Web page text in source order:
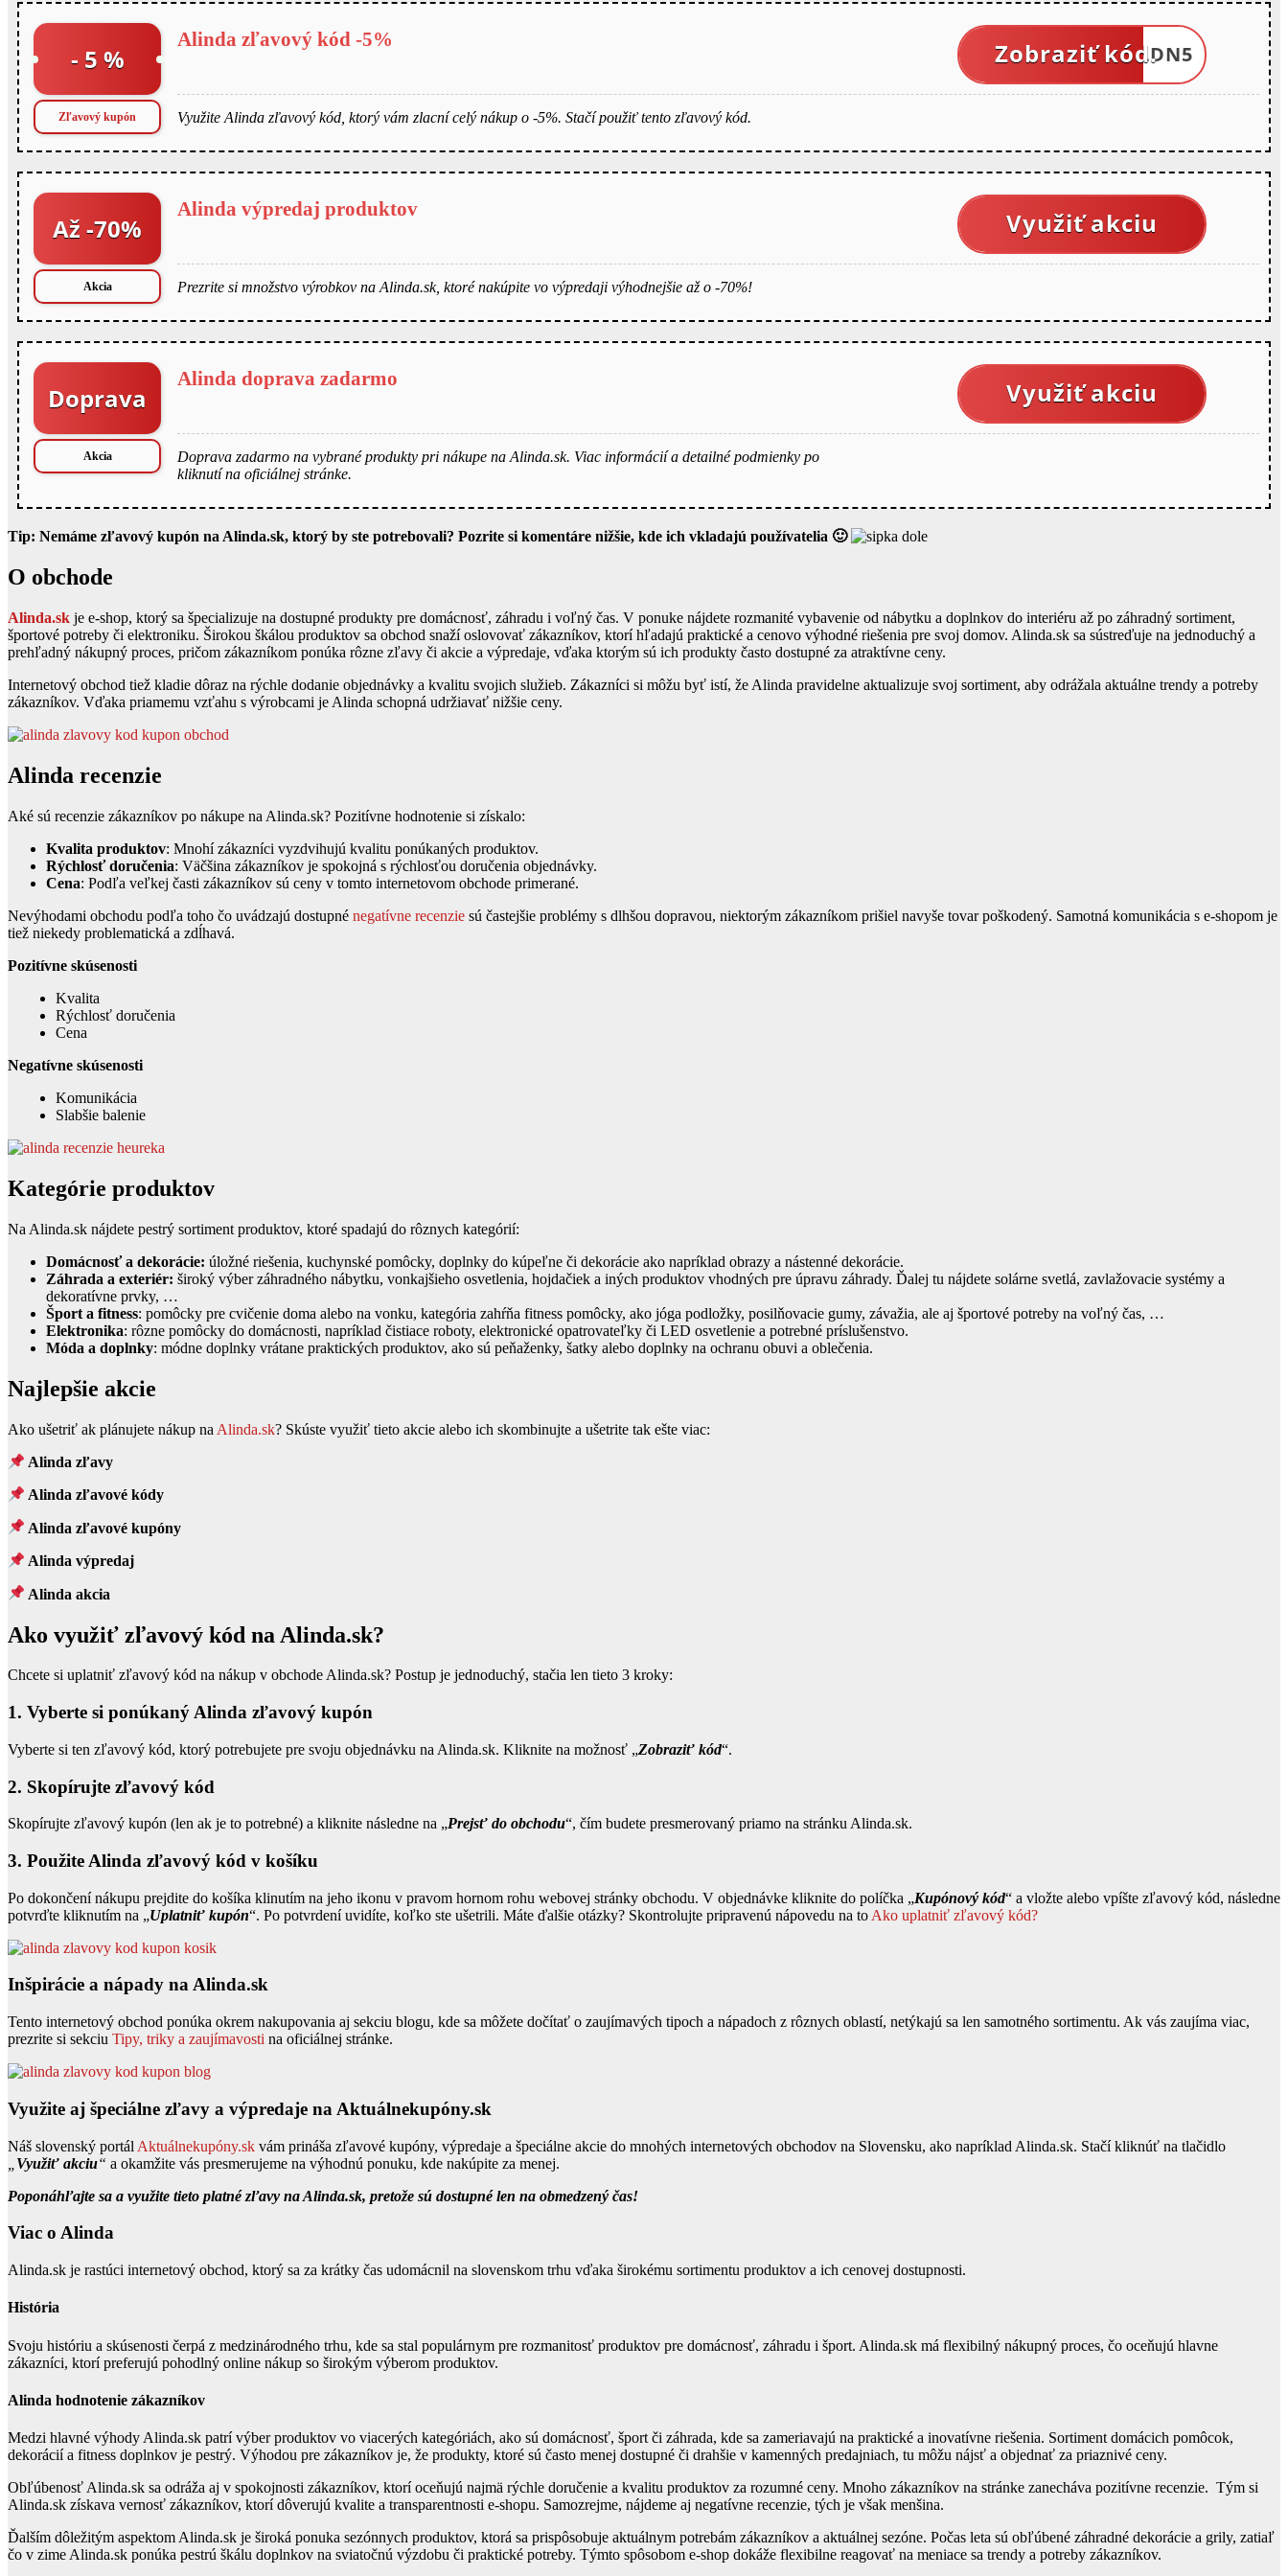
- 5 %
Zľavový kupón
Alinda zľavový kód -5%
ALDN5
Zobraziť kód.
Využite Alinda zľavový kód, ktorý vám zlacní celý nákup o -5%. Stačí použiť tento zľavový kód.
Až -70%
Akcia
Alinda výpredaj produktov Využiť akciu
Prezrite si množstvo výrobkov na Alinda.sk, ktoré nakúpite vo výpredaji výhodnejšie až o -70%!
Doprava
Akcia
Alinda doprava zadarmo Využiť akciu
Doprava zadarmo na vybrané produkty pri nákupe na Alinda.sk. Viac informácií a detailné podmienky po
kliknutí na oficiálnej stránke.
Tip: Nemáme zľavový kupón na Alinda.sk, ktorý by ste potrebovali? Pozrite si komentáre nižšie, kde ich vkladajú používatelia 🙂
O obchode
Alinda.sk je e-shop, ktorý sa špecializuje na dostupné produkty pre domácnosť, záhradu i voľný čas. V ponuke nájdete rozmanité vybavenie od nábytku a doplnkov do interiéru až po záhradný sortiment,
športové potreby či elektroniku. Širokou škálou produktov sa obchod snaží oslovovať zákazníkov, ktorí hľadajú praktické a cenovo výhodné riešenia pre svoj domov. Alinda.sk sa sústreďuje na jednoduchý a
prehľadný nákupný proces, pričom zákazníkom ponúka rôzne zľavy či akcie a výpredaje, vďaka ktorým sú ich produkty často dostupné za atraktívne ceny.
Internetový obchod tiež kladie dôraz na rýchle dodanie objednávky a kvalitu svojich služieb. Zákazníci si môžu byť istí, že Alinda pravidelne aktualizuje svoj sortiment, aby odrážala aktuálne trendy a potreby
zákazníkov. Vďaka priamemu vzťahu s výrobcami je Alinda schopná udržiavať nižšie ceny.
Alinda recenzie
Aké sú recenzie zákazníkov po nákupe na Alinda.sk? Pozitívne hodnotenie si získalo:
Kvalita produktov: Mnohí zákazníci vyzdvihujú kvalitu ponúkaných produktov.
Rýchlosť doručenia: Väčšina zákazníkov je spokojná s rýchlosťou doručenia objednávky.
Cena: Podľa veľkej časti zákazníkov sú ceny v tomto internetovom obchode primerané.
Nevýhodami obchodu podľa toho čo uvádzajú dostupné negatívne recenzie sú častejšie problémy s dlhšou dopravou, niektorým zákazníkom prišiel navyše tovar poškodený. Samotná komunikácia s e-shopom je
tiež niekedy problematická a zdĺhavá.
Pozitívne skúsenosti
Kvalita
Rýchlosť doručenia
Cena
Negatívne skúsenosti
Komunikácia
Slabšie balenie
Kategórie produktov
Na Alinda.sk nájdete pestrý sortiment produktov, ktoré spadajú do rôznych kategórií:
Domácnosť a dekorácie: úložné riešenia, kuchynské pomôcky, doplnky do kúpeľne či dekorácie ako napríklad obrazy a nástenné dekorácie.
Záhrada a exteriér: široký výber záhradného nábytku, vonkajšieho osvetlenia, hojdačiek a iných produktov vhodných pre úpravu záhrady. Ďalej tu nájdete solárne svetlá, zavlažovacie systémy a
dekoratívne prvky, …
Šport a fitness: pomôcky pre cvičenie doma alebo na vonku, kategória zahŕňa fitness pomôcky, ako jóga podložky, posilňovacie gumy, závažia, ale aj športové potreby na voľný čas, …
Elektronika: rôzne pomôcky do domácnosti, napríklad čistiace roboty, elektronické opatrovateľky či LED osvetlenie a potrebné príslušenstvo.
Móda a doplnky: módne doplnky vrátane praktických produktov, ako sú peňaženky, šatky alebo doplnky na ochranu obuvi a oblečenia.
Najlepšie akcie
Ako ušetriť ak plánujete nákup na Alinda.sk? Skúste využiť tieto akcie alebo ich skombinujte a ušetrite tak ešte viac:
Alinda zľavy
Alinda zľavové kódy
Alinda zľavové kupóny
Alinda výpredaj
Alinda akcia
Ako využiť zľavový kód na Alinda.sk?
Chcete si uplatniť zľavový kód na nákup v obchode Alinda.sk? Postup je jednoduchý, stačia len tieto 3 kroky:
1. Vyberte si ponúkaný Alinda zľavový kupón
Vyberte si ten zľavový kód, ktorý potrebujete pre svoju objednávku na Alinda.sk. Kliknite na možnosť „Zobraziť kód“.
2. Skopírujte zľavový kód
Skopírujte zľavový kupón (len ak je to potrebné) a kliknite následne na „Prejsť do obchodu“, čím budete presmerovaný priamo na stránku Alinda.sk.
3. Použite Alinda zľavový kód v košíku
Po dokončení nákupu prejdite do košíka klinutím na jeho ikonu v pravom hornom rohu webovej stránky obchodu. V objednávke kliknite do políčka „Kupónový kód“ a vložte alebo vpíšte zľavový kód, následne
potvrďte kliknutím na „Uplatniť kupón“. Po potvrdení uvidíte, koľko ste ušetrili. Máte ďalšie otázky? Skontrolujte pripravenú nápovedu na to Ako uplatniť zľavový kód?
Inšpirácie a nápady na Alinda.sk
Tento internetový obchod ponúka okrem nakupovania aj sekciu blogu, kde sa môžete dočítať o zaujímavých tipoch a nápadoch z rôznych oblastí, netýkajú sa len samotného sortimentu. Ak vás zaujíma viac,
prezrite si sekciu Tipy, triky a zaujímavosti na oficiálnej stránke.
Využite aj špeciálne zľavy a výpredaje na Aktuálnekupóny.sk
Náš slovenský portál Aktuálnekupóny.sk vám prináša zľavové kupóny, výpredaje a špeciálne akcie do mnohých internetových obchodov na Slovensku, ako napríklad Alinda.sk. Stačí kliknúť na tlačidlo
Využiť akciu“ a okamžite vás presmerujeme na výhodnú ponuku, kde nakúpite za menej.
Poponáhľajte sa a využite tieto platné zľavy na Alinda.sk, pretože sú dostupné len na obmedzený čas!
Viac o Alinda
Alinda.sk je rastúci internetový obchod, ktorý sa za krátky čas udomácnil na slovenskom trhu vďaka širokému sortimentu produktov a ich cenovej dostupnosti.
História
Svoju históriu a skúsenosti čerpá z medzinárodného trhu, kde sa stal populárnym pre rozmanitosť produktov pre domácnosť, záhradu i šport. Alinda.sk má flexibilný nákupný proces, čo oceňujú hlavne
zákazníci, ktorí preferujú pohodlný online nákup so širokým výberom produktov.
Alinda hodnotenie zákazníkov
Medzi hlavné výhody Alinda.sk patrí výber produktov vo viacerých kategóriách, ako sú domácnosť, šport či záhrada, kde sa zameriavajú na praktické a inovatívne riešenia. Sortiment domácich pomôcok,
dekorácií a fitness doplnkov je pestrý. Výhodou pre zákazníkov je, že produkty, ktoré sú často menej dostupné či drahšie v kamenných predajniach, tu môžu nájsť a objednať za priaznivé ceny.
Obľúbenosť Alinda.sk sa odráža aj v spokojnosti zákazníkov, ktorí oceňujú najmä rýchle doručenie a kvalitu produktov za rozumné ceny. Mnoho zákazníkov na stránke zanecháva pozitívne recenzie. Tým si
Alinda.sk získava vernosť zákazníkov, ktorí dôverujú kvalite a transparentnosti e-shopu. Samozrejme, nájdeme aj negatívne recenzie, tých je však menšina.
Ďalším dôležitým aspektom Alinda.sk je široká ponuka sezónnych produktov, ktorá sa prispôsobuje aktuálnym potrebám zákazníkov a aktuálnej sezóne. Počas leta sú obľúbené záhradné dekorácie a grily, zatiaľ
čo v zime Alinda.sk ponúka pestrú škálu doplnkov na sviatočnú výzdobu či praktické potreby. Týmto spôsobom e-shop dokáže flexibilne reagovať na meniace sa trendy a potreby zákazníkov.